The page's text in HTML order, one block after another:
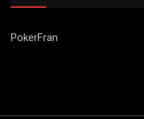
PokerFran